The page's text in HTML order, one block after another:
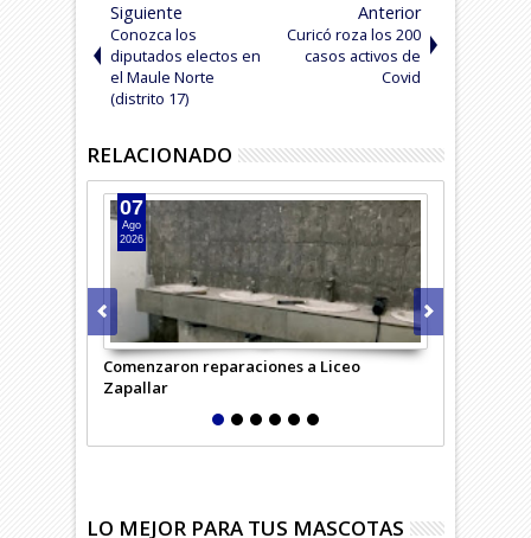
Siguiente
Conozca los
diputados electos en
el Maule Norte
(distrito 17)
Anterior
Curicó roza los 200
casos activos de
Covid
RELACIONADO
Comenzaron reparaciones a Liceo
Zapallar
07
Ago
2026
LO MEJOR PARA TUS MASCOTAS